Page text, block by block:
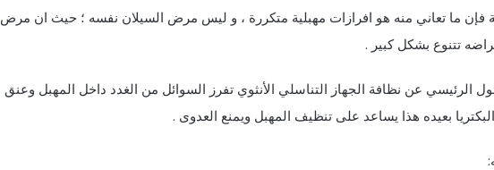
ما تعاني منه هو افرازات مهبلية متكررة ، و ليس مرض السيلان نفسه ؛ حيث ان مرض
تتنوع بشكل كبير .
الرئيسي عن نظافة الجهاز التناسلي الأنثوي تفرز السوائل من الغدد داخل المهبل وعنق
بعيده هذا يساعد على تنظيف المهبل ويمنع العدوى .